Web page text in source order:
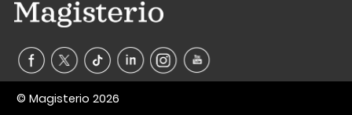
© Magisterio 2026